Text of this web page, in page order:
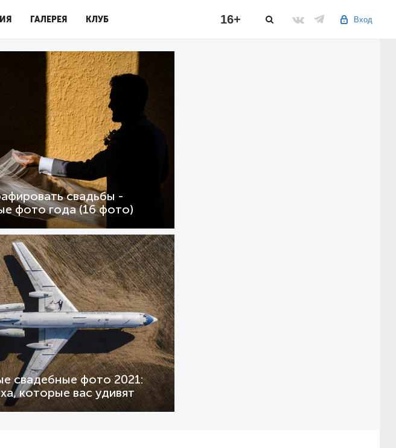
ГАЛЕРЕЯ КЛУБ Вход
16+
свадьбы -
фото года (16 фото)
свадебные фото 2021:
которые вас удивят